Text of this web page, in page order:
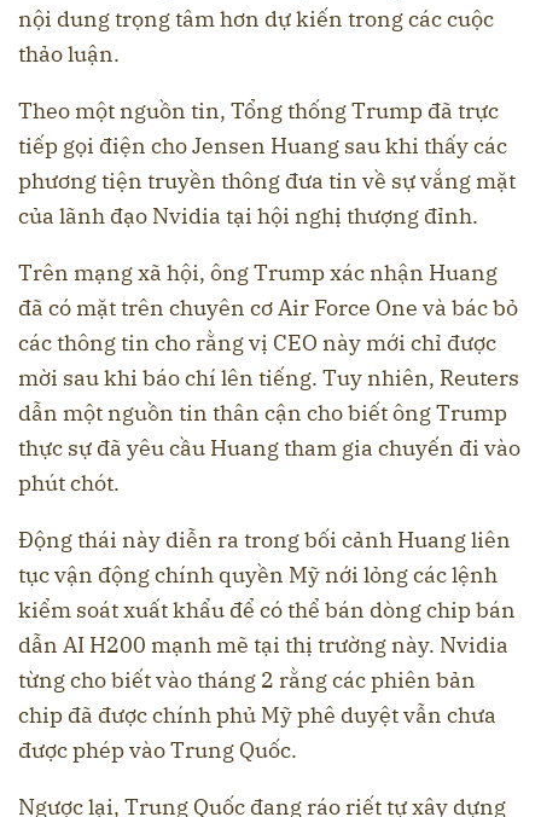
nội dung trọng tâm hơn dự kiến trong các cuộc
thảo luận.
Theo một nguồn tin, Tổng thống Trump đã trực
tiếp gọi điện cho Jensen Huang sau khi thấy các
phương tiện truyền thông đưa tin về sự vắng mặt
của lãnh đạo Nvidia tại hội nghị thượng đỉnh.
Trên mạng xã hội, ông Trump xác nhận Huang
đã có mặt trên chuyên cơ Air Force One và bác bỏ
các thông tin cho rằng vị CEO này mới chỉ được
mời sau khi báo chí lên tiếng. Tuy nhiên, Reuters
dẫn một nguồn tin thân cận cho biết ông Trump
thực sự đã yêu cầu Huang tham gia chuyến đi vào
phút chót.
Động thái này diễn ra trong bối cảnh Huang liên
tục vận động chính quyền Mỹ nới lỏng các lệnh
kiểm soát xuất khẩu để có thể bán dòng chip bán
dẫn AI H200 mạnh mẽ tại thị trường này. Nvidia
từng cho biết vào tháng 2 rằng các phiên bản
chip đã được chính phủ Mỹ phê duyệt vẫn chưa
được phép vào Trung Quốc.
Ngược lại, Trung Quốc đang ráo riết tự xây dựng